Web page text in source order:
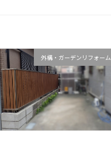
外構・ガーデンリフォーム